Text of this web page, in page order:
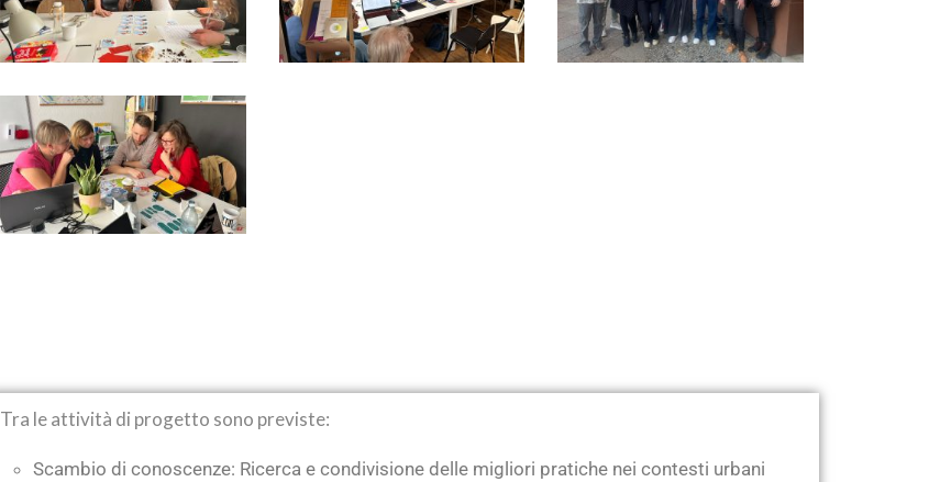
Tra le attività di progetto sono previste:
Scambio di conoscenze: Ricerca e condivisione delle migliori pratiche nei contesti urbani